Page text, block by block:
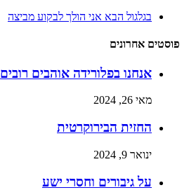
בגלגול הבא אני הולך לבקוע מביצה
פוסטים אחרונים
אנחנו בפלורידה אוהבים רובים
מאי 26, 2024
החזית הבירוקרטית
ינואר 9, 2024
על גיבורים וחסרי ישע